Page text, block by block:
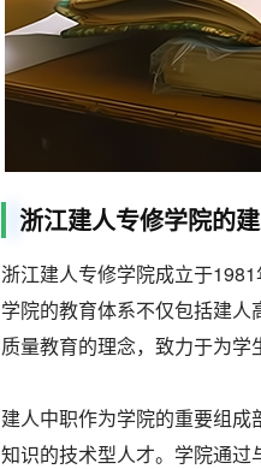
浙江建人专修学院的
浙江建人专修学院成立于
学院的教育体系不仅包括建
质量教育的理念，致力于为学
建人中职作为学院的重要组
知识的技术型人才。学院通